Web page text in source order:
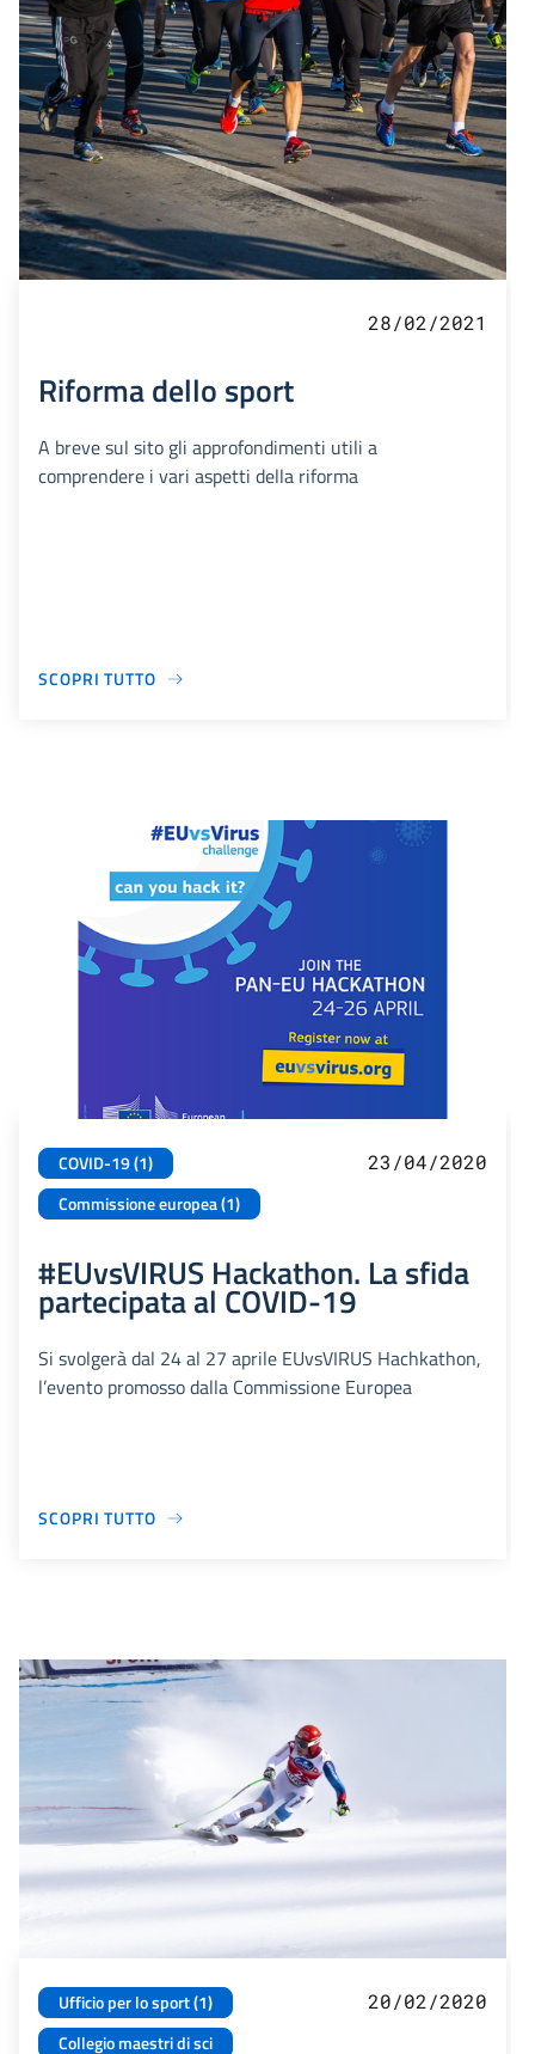
28/02/2021
Riforma dello sport
A breve sul sito gli approfondimenti utili a
comprendere i vari aspetti della riforma
SCOPRI TUTTO
COVID-19 (1)
Commissione europea (1)
23/04/2020
#EUvsVIRUS Hackathon. La sfida
partecipata al COVID-19
Si svolgerà dal 24 al 27 aprile EUvsVIRUS Hachkathon,
l’evento promosso dalla Commissione Europea
SCOPRI TUTTO
Ufficio per lo sport (1)
Collegio maestri di sci
20/02/2020